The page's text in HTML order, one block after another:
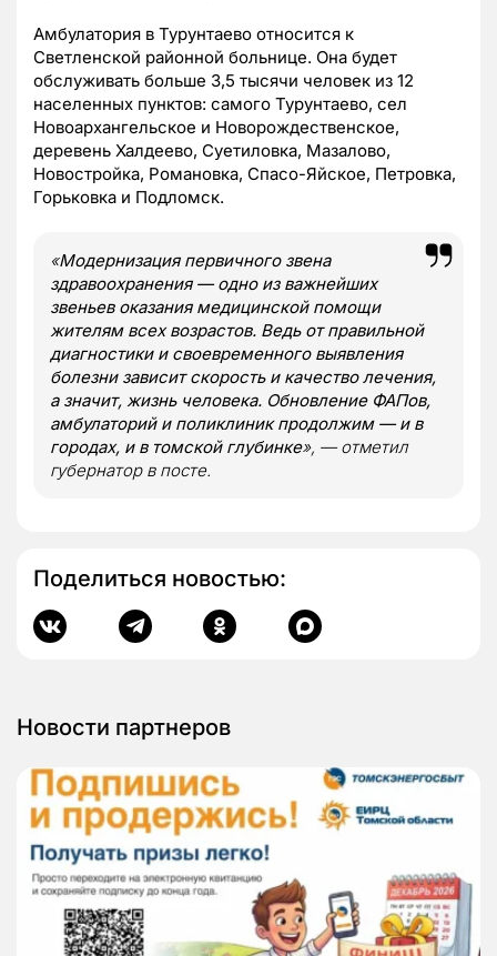
Амбулатория в Турунтаево относится к
Светленской районной больнице. Она будет
обслуживать больше 3,5 тысячи человек из 12
населенных пунктов: самого Турунтаево, сел
Новоархангельское и Новорождественское,
деревень Халдеево, Суетиловка, Мазалово,
Новостройка, Романовка, Спасо-Яйское, Петровка,
Горьковка и Подломск.
«Модернизация первичного звена
здравоохранения — одно из важнейших
звеньев оказания медицинской помощи
жителям всех возрастов. Ведь от правильной
диагностики и своевременного выявления
болезни зависит скорость и качество лечения,
а значит, жизнь человека. Обновление ФАПов,
амбулаторий и поликлиник продолжим — и в
городах, и в томской глубинке», — отметил
губернатор в посте.
Поделиться новостью:
Новости партнеров